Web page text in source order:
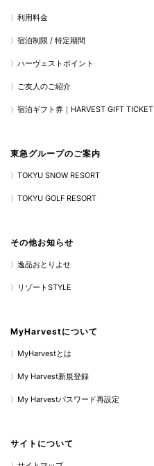
利用料金
宿泊制限 / 特定期間
ハーヴェストポイント
ご友人のご紹介
宿泊ギフト券｜HARVEST GIFT TICKET
東急グループのご案内
TOKYU SNOW RESORT
TOKYU GOLF RESORT
その他お知らせ
逸品おとりよせ
リゾートSTYLE
MyHarvestについて
MyHarvestとは
My Harvest新規登録
My Harvestパスワード再設定
サイトについて